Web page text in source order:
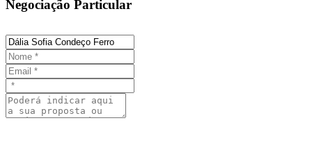
Negociação Particular